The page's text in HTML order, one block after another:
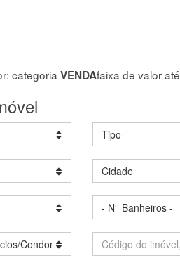
categoria VENDAfaixa de valor até
Tipo
Cidade
- N° Banheiros -
Condomínios